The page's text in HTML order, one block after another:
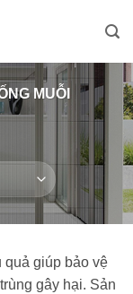
MUỖI
quả giúp bảo vệ
gây hại. Sản